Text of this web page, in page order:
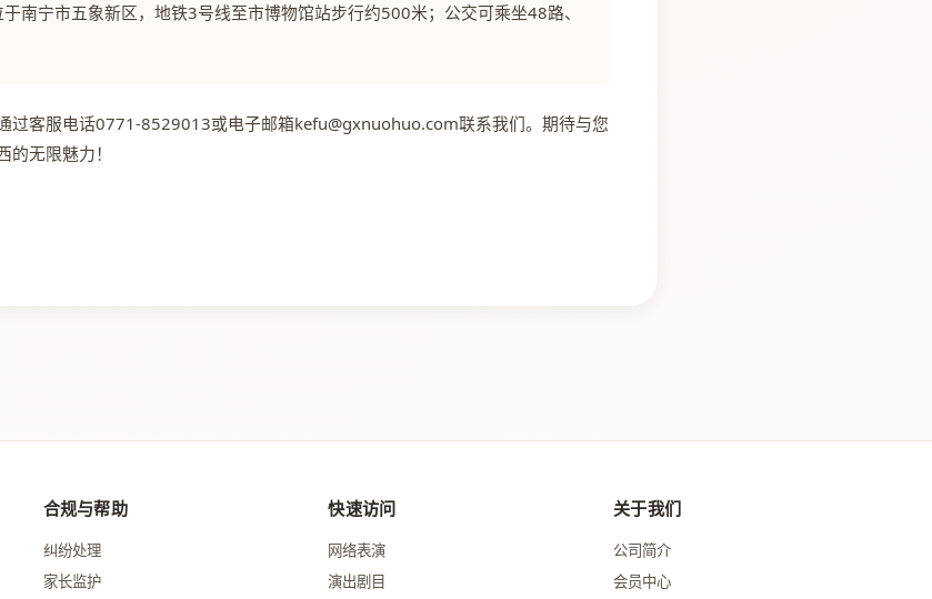
南宁市五象新区，地铁3号线至市博物馆站步行约500米；公交可乘坐48路、
过客服电话0771-8529013或电子邮箱kefu@gxnuohuo.com联系我们。期待与您
无限魅力！
合规与帮助
纠纷处理
家长监护
快速访问
网络表演
演出剧目
关于我们
公司简介
会员中心